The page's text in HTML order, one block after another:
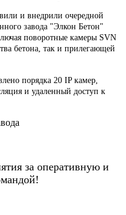
и внедрили очередной
завода "Элкон Бетон"
поворотные камеры SVN
бетона, так и прилегающей
порядка 20 IP камер,
и удаленный доступ к
за оперативную и